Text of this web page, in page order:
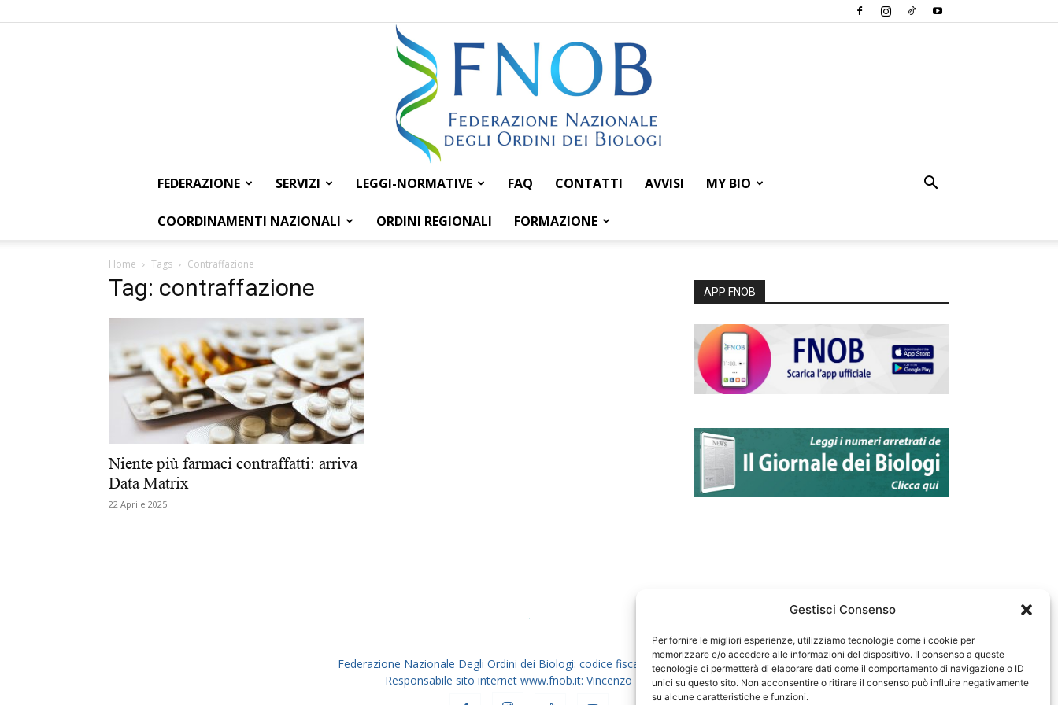
Gestisci Consenso
Per fornire le migliori esperienze, utilizziamo tecnologie come i cookie per
memorizzare e/o accedere alle informazioni del dispositivo. Il consenso a queste
tecnologie ci permetterà di elaborare dati come il comportamento di navigazione o ID
unici su questo sito. Non acconsentire o ritirare il consenso può influire negativamente
su alcune caratteristiche e funzioni.
Federazione
dei
FEDERAZIONE SERVIZI LEGGI-NORMATIVE FAQ CONTATTI AVVISI MY BIO
COORDINAMENTI NAZIONALI ORDINI REGIONALI FORMAZIONE
Home Tags Contraffazione
Tag: contraffazione
Niente più farmaci contraffatti: arriva
Data Matrix
22 Aprile 2025
APP FNOB
Federazione Nazionale Degli Ordini dei Biologi: codice fiscale 80069130583
Responsabile sito internet www.fnob.it: Vincenzo D'Anna